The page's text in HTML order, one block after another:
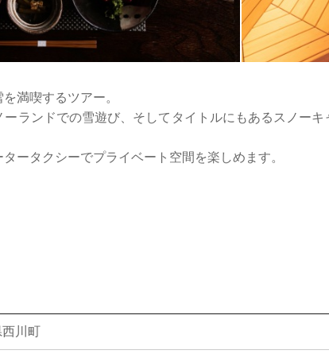
満喫するツアー。
ランドでの雪遊び、そしてタイトルにもあるスノーキ
ータクシーでプライベート空間を楽しめます。
川町